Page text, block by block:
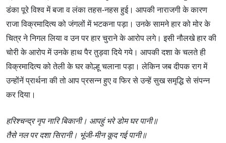
डंका पूरे विश्व में बजा व लंका तहस-नहस हुई। आपकी नाराजगी के कारण
राजा विक्रमादित्य को जंगलों में भटकना पड़ा। उनके सामने हार को मोर के
चित्र ने निगल लिया व उन पर हार चुराने के आरोप लगे। इसी नौलखे हार की
चोरी के आरोप में उनके हाथ पैर तुड़वा दिये गये। आपकी दशा के चलते ही
विक्रमादित्य को तेली के घर कोल्हू चलाना पड़ा। लेकिन जब दीपक राग में
उन्होंनें प्रार्थना की तो आप प्रसन्न हुए व फिर से उन्हें सुख समृद्धि से संपन्न
कर दिया।
हरिश्चन्द्र नृप नारि बिकानी। आपहुं भरे डोम घर पानी॥
तैसे नल पर दशा सिरानी। भूंजी-मीन कूद गई पानी॥